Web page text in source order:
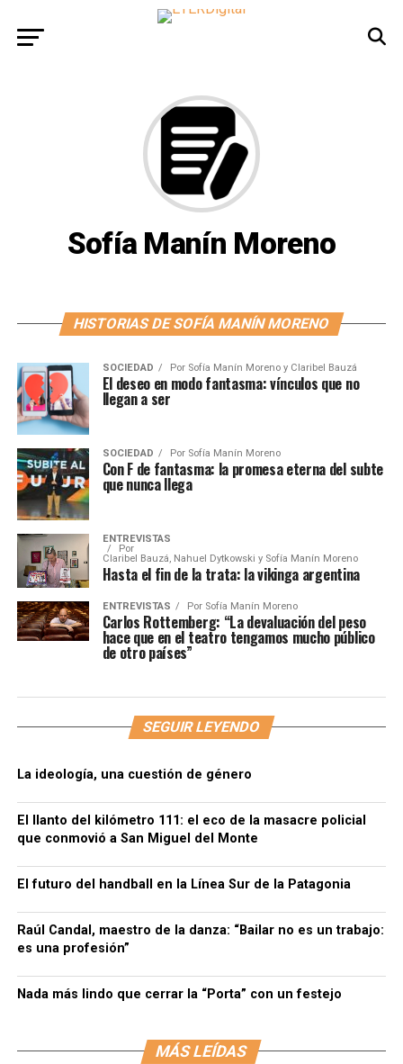
Sofía Manín Moreno
HISTORIAS DE SOFÍA MANÍN MORENO
SOCIEDAD Por Sofía Manín Moreno y Claribel Bauzá
El deseo en modo fantasma: vínculos que no
llegan a ser
SOCIEDAD Por Sofía Manín Moreno
Con F de fantasma: la promesa eterna del subte
que nunca llega
ENTREVISTAS
Por
Claribel Bauzá, Nahuel Dytkowski y Sofía Manín Moreno
Hasta el fin de la trata: la vikinga argentina
ENTREVISTAS Por Sofía Manín Moreno
Carlos Rottemberg: “La devaluación del peso
hace que en el teatro tengamos mucho público
de otro países”
SEGUIR LEYENDO
La ideología, una cuestión de género
El llanto del kilómetro 111: el eco de la masacre policial
que conmovió a San Miguel del Monte
El futuro del handball en la Línea Sur de la Patagonia
Raúl Candal, maestro de la danza: “Bailar no es un trabajo:
es una profesión”
Nada más lindo que cerrar la “Porta” con un festejo
MÁS LEÍDAS